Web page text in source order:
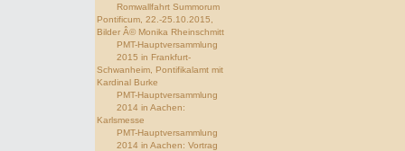
Romwallfahrt Summorum
Pontificum, 22.-25.10.2015,
Bilder Â© Monika Rheinschmitt
PMT-Hauptversammlung
2015 in Frankfurt-
Schwanheim, Pontifikalamt mit
Kardinal Burke
PMT-Hauptversammlung
2014 in Aachen:
Karlsmesse
PMT-Hauptversammlung
2014 in Aachen: Vortrag